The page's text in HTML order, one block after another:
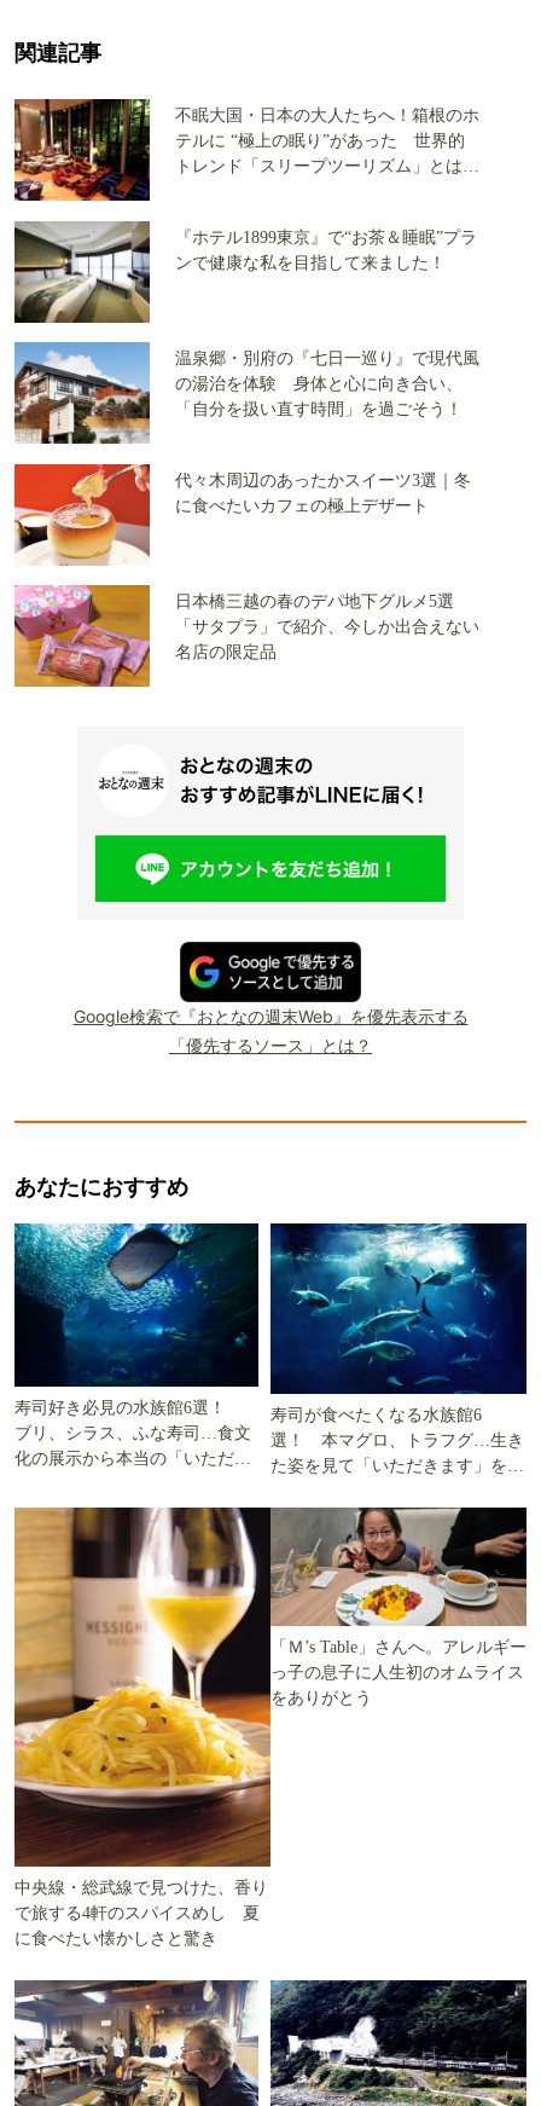
関連記事
不眠大国・日本の大人たちへ！箱根のホ
テルに “極上の眠り”があった 世界的
トレンド「スリープツーリズム」とは何
『ホテル1899東京』で“お茶＆睡眠”プラ
ンで健康な私を目指して来ました！
温泉郷・別府の『七日一巡り』で現代風
の湯治を体験 身体と心に向き合い、
「自分を扱い直す時間」を過ごそう！
代々木周辺のあったかスイーツ3選｜冬
に食べたいカフェの極上デザート
日本橋三越の春のデパ地下グルメ5選
「サタプラ」で紹介、今しか出合えない
名店の限定品
Google検索で『おとなの週末Web』を優先表示する
「優先するソース」とは？
あなたにおすすめ
寿司好き必見の水族館6選！
ブリ、シラス、ふな寿司…食文
化の展示から本当の「いただき
寿司が食べたくなる水族館6
選！ 本マグロ、トラフグ…生き
た姿を見て「いただきます」を考
中央線・総武線で見つけた、香り
で旅する4軒のスパイスめし 夏
に食べたい懐かしさと驚き
「Ｍ’s Table」さんへ。アレルギー
っ子の息子に人生初のオムライス
をありがとう